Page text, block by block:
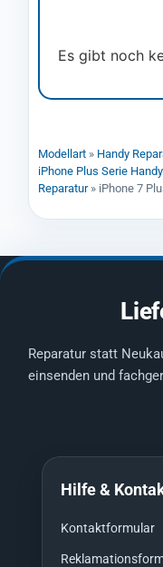
Es gibt noch
Modellart » Handy
iPhone Plus Serie
Reparatur» iPhone 7
Reparatur statt
einsenden und
Hilfe &
Kontaktformular